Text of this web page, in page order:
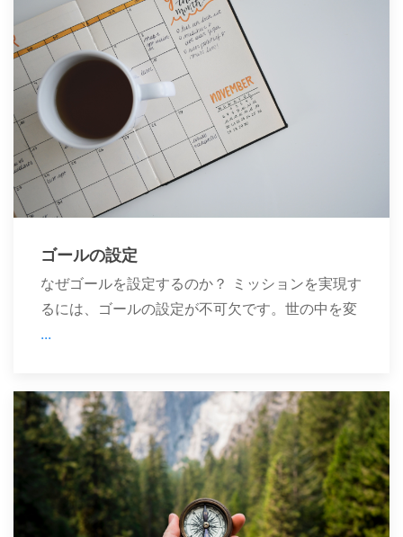
ゴールの設定
なぜゴールを設定するのか？ ミッションを実現す
るには、ゴールの設定が不可欠です。世の中を変
...